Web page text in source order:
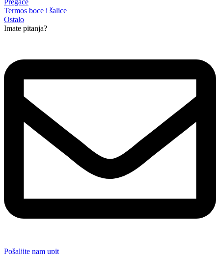
Pregače
Termos boce i šalice
Ostalo
Imate pitanja?
Pošaljite nam upit